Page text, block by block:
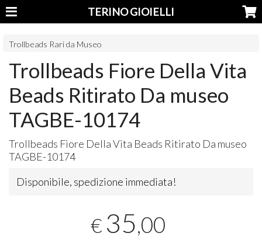
TERINO GIOIELLI
Trollbeads Rari da Museo
Trollbeads Fiore Della Vita
Beads Ritirato Da museo
TAGBE-10174
Trollbeads Fiore Della Vita Beads Ritirato Da museo
TAGBE-10174
Disponibile, spedizione immediata!
€ 35,00